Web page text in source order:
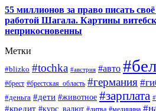
55 миллионов за право писать
работой Шагала. Картины
неприкосновенны
Метки
#blizko #tochka #австрия #авто
#брест #брестская_область #германия
#деньга #дети #животное #зарплата
#кредит #курс_валют #литва #медицина